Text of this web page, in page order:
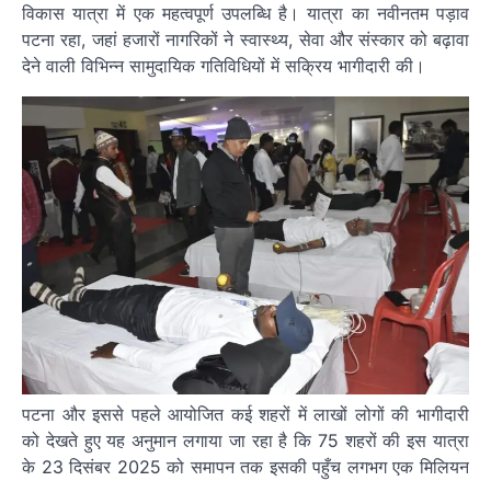
विकास यात्रा में एक महत्वपूर्ण उपलब्धि है। यात्रा का नवीनतम पड़ाव
पटना रहा, जहां हजारों नागरिकों ने स्वास्थ्य, सेवा और संस्कार को बढ़ावा
देने वाली विभिन्न सामुदायिक गतिविधियों में सक्रिय भागीदारी की।
पटना और इससे पहले आयोजित कई शहरों में लाखों लोगों की भागीदारी
को देखते हुए यह अनुमान लगाया जा रहा है कि 75 शहरों की इस यात्रा
के 23 दिसंबर 2025 को समापन तक इसकी पहुँच लगभग एक मिलियन